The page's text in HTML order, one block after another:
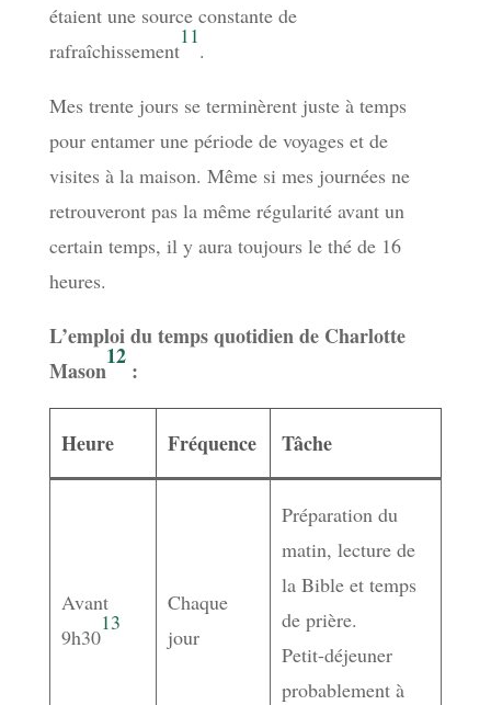
étaient une source constante de
rafraîchissement
11
.
Mes trente jours se terminèrent juste à temps
pour entamer une période de voyages et de
visites à la maison. Même si mes journées ne
retrouveront pas la même régularité avant un
certain temps, il y aura toujours le thé de 16
heures.
L’emploi du temps quotidien de Charlotte
Mason
12
:
Heure Fréquence Tâche
Avant
9h30
13
Chaque
jour
Préparation du
matin, lecture de
la Bible et temps
de prière.
Petit-déjeuner
probablement à